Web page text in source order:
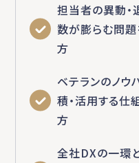
担当者の異動・
数が膨らむ問
方
ベテランのノウ
積・活用する仕
方
全社DXの一環